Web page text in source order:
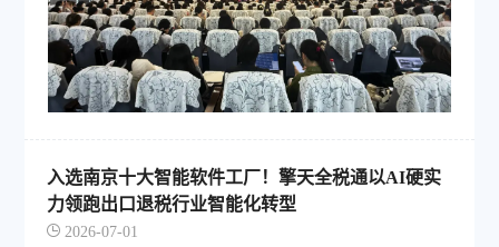
入选南京十大智能软件工厂！擎天全税通以AI硬实
力领跑出口退税行业智能化转型
2026-07-01